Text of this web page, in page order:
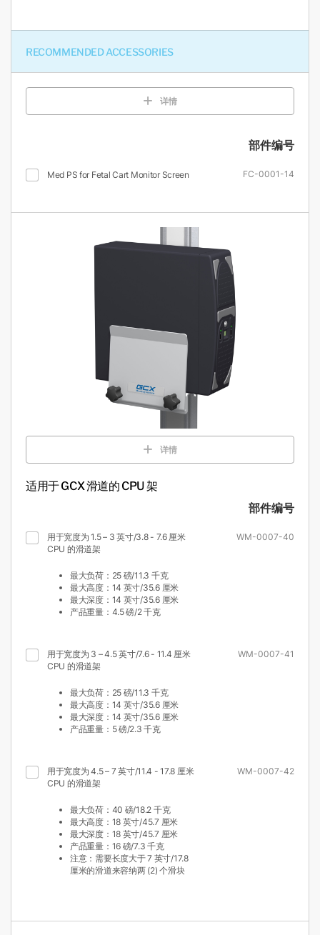
RECOMMENDED ACCESSORIES
详情
部件编号
Med PS for Fetal Cart Monitor Screen FC-0001-14
详情
适用于 GCX 滑道的 CPU 架
部件编号
用于宽度为 1.5 – 3 英寸/3.8 - 7.6 厘米
CPU 的滑道架
最大负荷：25 磅/11.3 千克
最大高度：14 英寸/35.6 厘米
最大深度：14 英寸/35.6 厘米
产品重量：4.5 磅/2 千克
WM-0007-40
用于宽度为 3 – 4.5 英寸/7.6 - 11.4 厘米
CPU 的滑道架
最大负荷：25 磅/11.3 千克
最大高度：14 英寸/35.6 厘米
最大深度：14 英寸/35.6 厘米
产品重量：5 磅/2.3 千克
WM-0007-41
用于宽度为 4.5 – 7 英寸/11.4 - 17.8 厘米
CPU 的滑道架
最大负荷：40 磅/18.2 千克
最大高度：18 英寸/45.7 厘米
最大深度：18 英寸/45.7 厘米
产品重量：16 磅/7.3 千克
注意：需要长度大于 7 英寸/17.8
厘米的滑道来容纳两 (2) 个滑块
WM-0007-42